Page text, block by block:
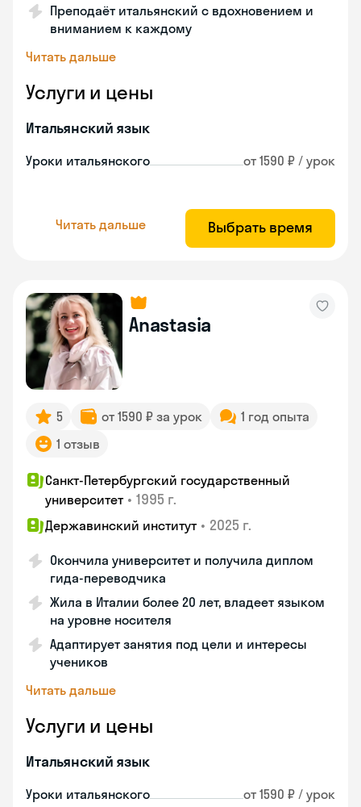
Преподаёт итальянский с вдохновением и
вниманием к каждому
Читать дальше
Услуги и цены
Итальянский язык
Уроки итальянского от 1590 ₽ / урок
Читать дальше Выбрать время
Anastasia
5 от 1590 ₽ за урок
1 год опыта
1 отзыв
Санкт-Петербургский государственный
университет • 1995 г.
Державинский институт • 2025 г.
Окончила университет и получила диплом
гида-переводчика
Жила в Италии более 20 лет, владеет языком
на уровне носителя
Адаптирует занятия под цели и интересы
учеников
Читать дальше
Услуги и цены
Итальянский язык
Уроки итальянского от 1590 ₽ / урок